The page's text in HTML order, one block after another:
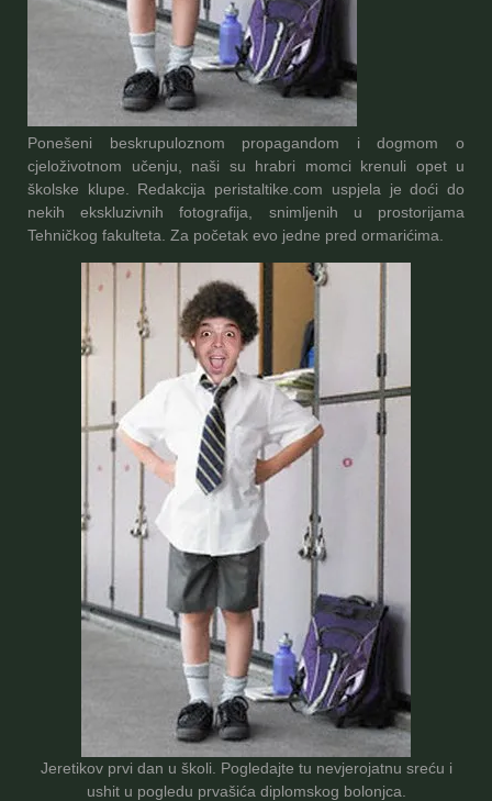
Ponešeni beskrupuloznom propagandom i dogmom o
cjeloživotnom učenju, naši su hrabri momci krenuli opet u
školske klupe. Redakcija peristaltike.com uspjela je doći do
nekih ekskluzivnih fotografija, snimljenih u prostorijama
Tehničkog fakulteta. Za početak evo jedne pred ormarićima.
Jeretikov prvi dan u školi. Pogledajte tu nevjerojatnu sreću i
ushit u pogledu prvašića diplomskog bolonjca.